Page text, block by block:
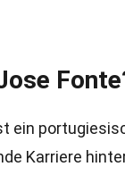
ein
Karriere